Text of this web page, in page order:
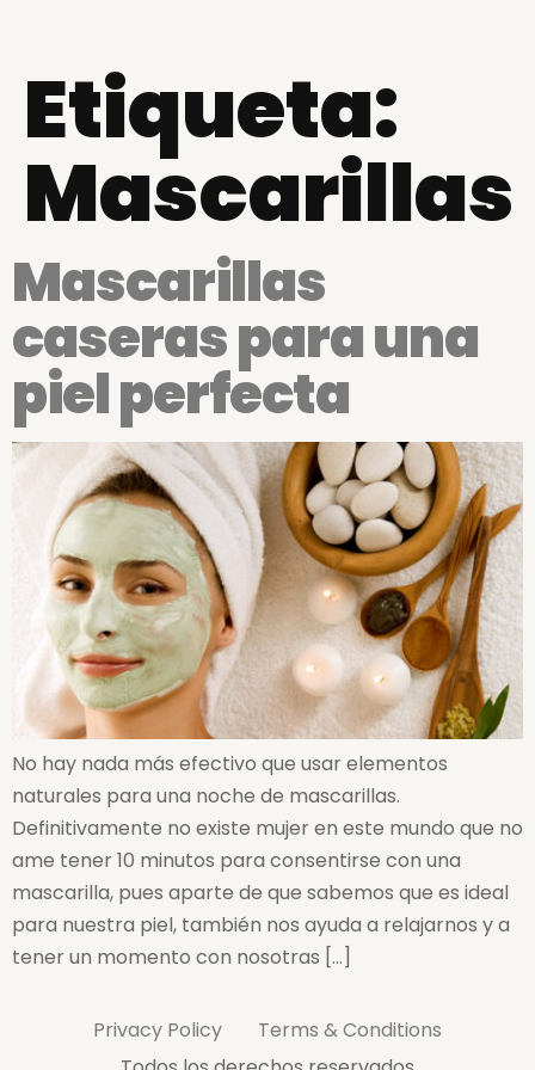
Etiqueta:
Mascarillas
Mascarillas
caseras para una
piel perfecta
No hay nada más efectivo que usar elementos
naturales para una noche de mascarillas.
Definitivamente no existe mujer en este mundo que no
ame tener 10 minutos para consentirse con una
mascarilla, pues aparte de que sabemos que es ideal
para nuestra piel, también nos ayuda a relajarnos y a
tener un momento con nosotras […]
Privacy Policy
Terms & Conditions